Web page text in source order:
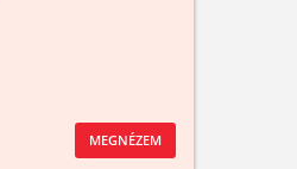
MEGNÉZEM